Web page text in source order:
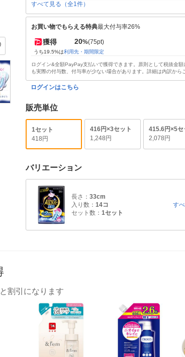
すべて見る（全1件）
お買い物でもらえる特典最大付与率26%
獲得 20%(75pt)
うち19.5%は利用先・期間限定
ログイン&全額PayPay支払いで獲得できます。原則として税抜金
も実際の付与数、付与率が少ない場合があります。詳細は内訳から
ログインはこちら
販売単位
1セット
418円
416円×3セット
1,248円
415.6円×5セ
2,078円
バリエーション
長さ： 33cm
入り数： 14コ
セット数： 1セット
す
割引になります